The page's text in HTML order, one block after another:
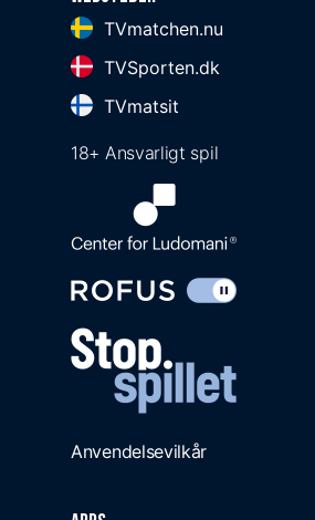
TVmatchen.nu
TVSporten.dk
TVmatsit
18+ Ansvarligt spil
Anvendelsevilkår